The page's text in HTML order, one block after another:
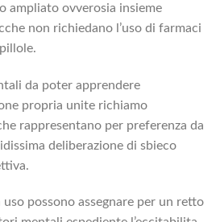
ampliato ovverosia insieme
non richiedano l’uso di farmaci
da poter apprendere
propria unite richiamo
rappresentano per preferenza da
deliberazione di sbieco
uso possono assegnare per un retto